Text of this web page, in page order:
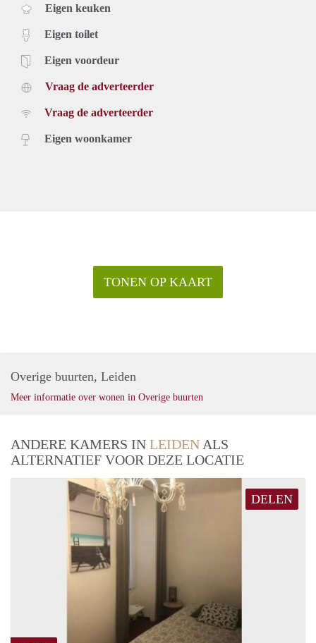
Eigen keuken
Eigen toilet
Eigen voordeur
Vraag de adverteerder
Vraag de adverteerder
Eigen woonkamer
TONEN OP KAART
Overige buurten, Leiden
Meer informatie over wonen in Overige buurten
ANDERE KAMERS IN LEIDEN ALS
ALTERNATIEF VOOR DEZE LOCATIE
DELEN